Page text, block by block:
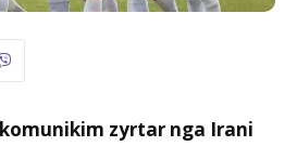
zyrtar nga Irani